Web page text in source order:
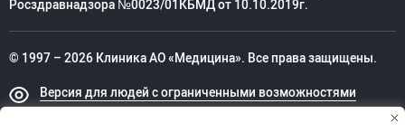
Росздравнадзора №0023/01КБМД от 10.10.2019г.
© 1997 – 2026 Клиника АО «Медицина». Все права защищены.
Версия для людей с ограниченными возможностями